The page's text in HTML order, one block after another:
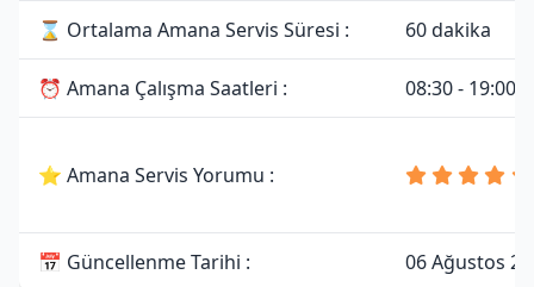
⌛ Ortalama Amana Servis Süresi : 60 dakika
⏰ Amana Çalışma Saatleri : 08:30 - 19:00
⭐ Amana Servis Yorumu :
📅 Güncellenme Tarihi : 06 Ağustos